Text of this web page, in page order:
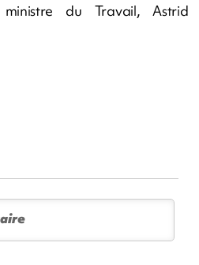
du Travail, Astrid